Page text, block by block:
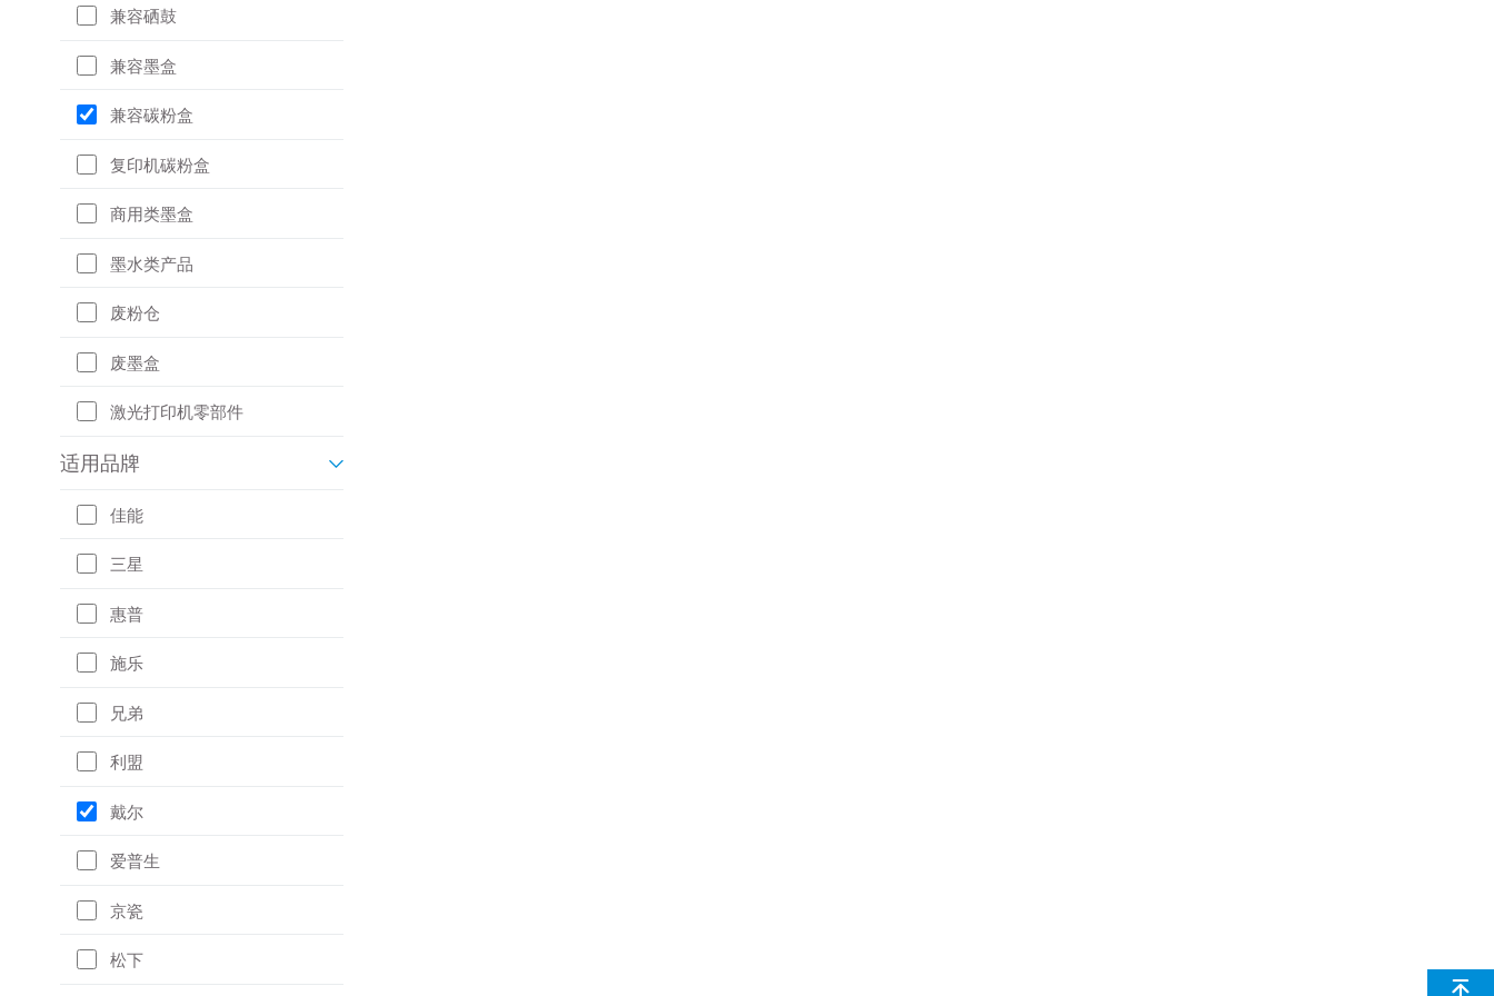
兼容硒鼓
兼容墨盒
兼容碳粉盒
复印机碳粉盒
商用类墨盒
墨水类产品
废粉仓
废墨盒
激光打印机零部件
适用品牌
佳能
三星
惠普
施乐
兄弟
利盟
戴尔
爱普生
京瓷
松下